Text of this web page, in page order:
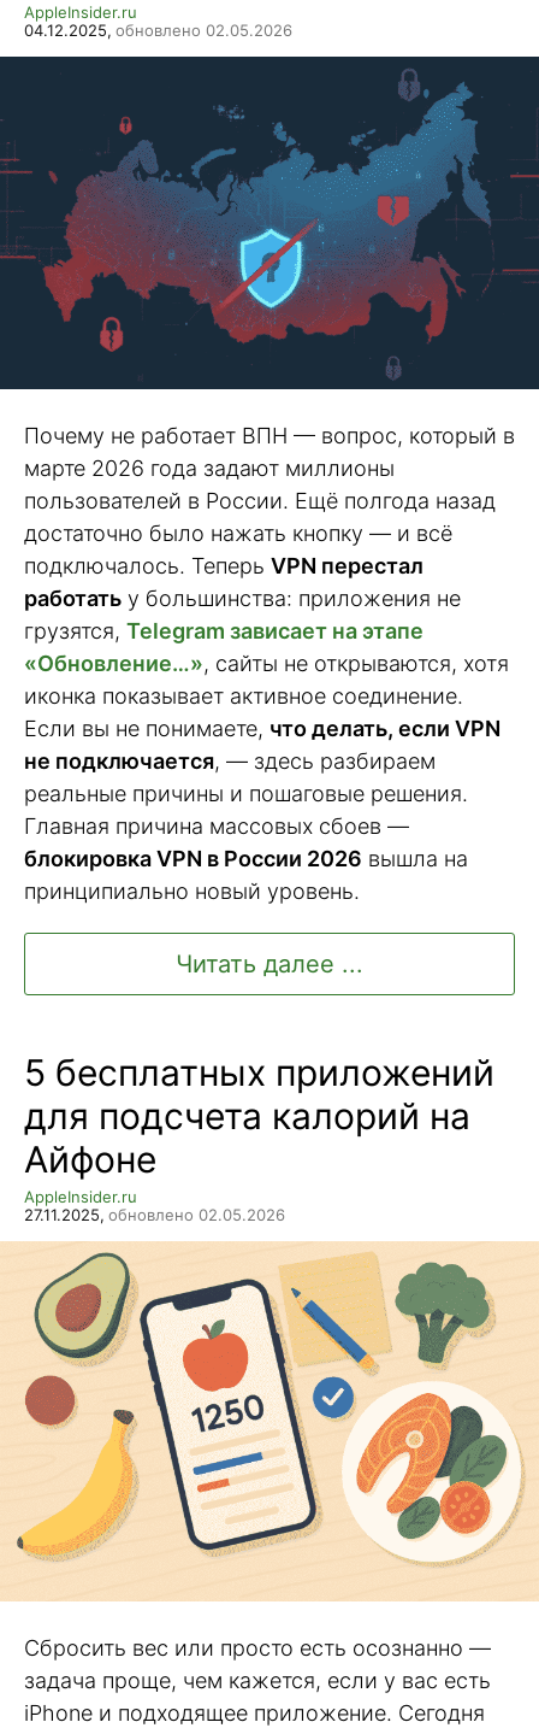
AppleInsider.ru
04.12.2025, обновлено 02.05.2026
Почему не работает ВПН — вопрос, который в
марте 2026 года задают миллионы
пользователей в России. Ещё полгода назад
достаточно было нажать кнопку — и всё
подключалось. Теперь VPN перестал
работать у большинства: приложения не
грузятся, Telegram зависает на этапе
«Обновление…», сайты не открываются, хотя
иконка показывает активное соединение.
Если вы не понимаете, что делать, если VPN
не подключается, — здесь разбираем
реальные причины и пошаговые решения.
Главная причина массовых сбоев —
блокировка VPN в России 2026 вышла на
принципиально новый уровень.
Читать далее ...
5 бесплатных приложений
для подсчета калорий на
Айфоне
AppleInsider.ru
27.11.2025, обновлено 02.05.2026
Сбросить вес или просто есть осознанно —
задача проще, чем кажется, если у вас есть
iPhone и подходящее приложение. Сегодня